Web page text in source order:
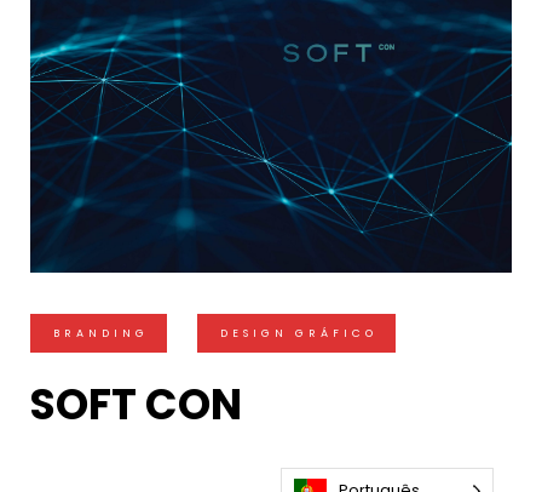
BRANDING DESIGN GRÁFICO
SOFT CON